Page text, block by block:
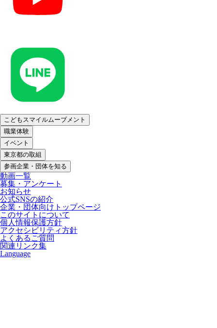
こどもスマイルムーブメント
職業体験
イベント
東京都の取組
参画企業・団体を知る
動画一覧
募集・アンケート
お知らせ
公式SNSの紹介
企業・団体向けトップページ
このサイトについて
個人情報保護方針
アクセシビリティ方針
よくあるご質問
関連リンク集
Language